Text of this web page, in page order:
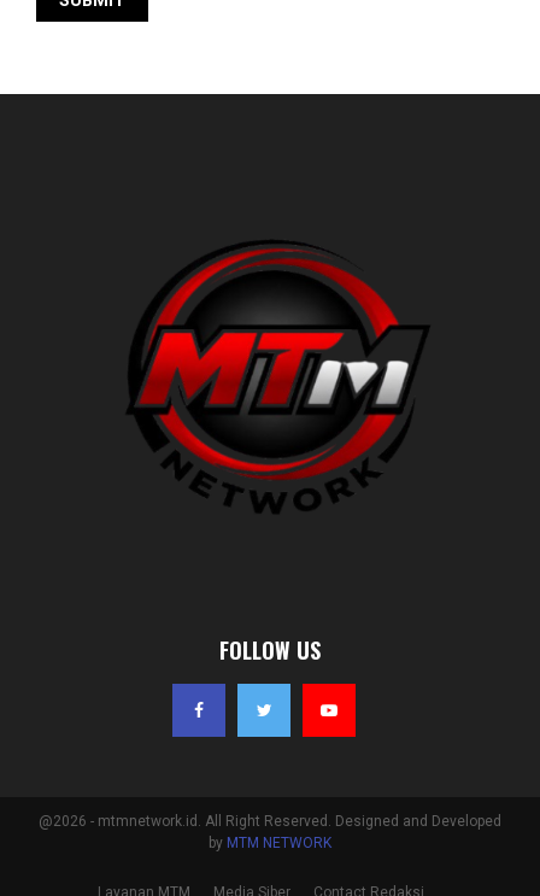
FOLLOW US
@2026 - mtmnetwork.id. All Right Reserved. Designed and Developed
by MTM NETWORK